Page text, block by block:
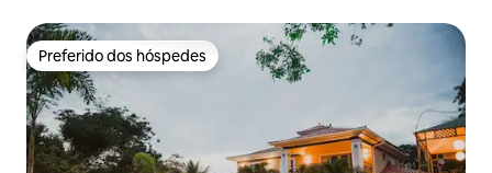
Preferido dos hóspedes
Preferido dos hóspedes